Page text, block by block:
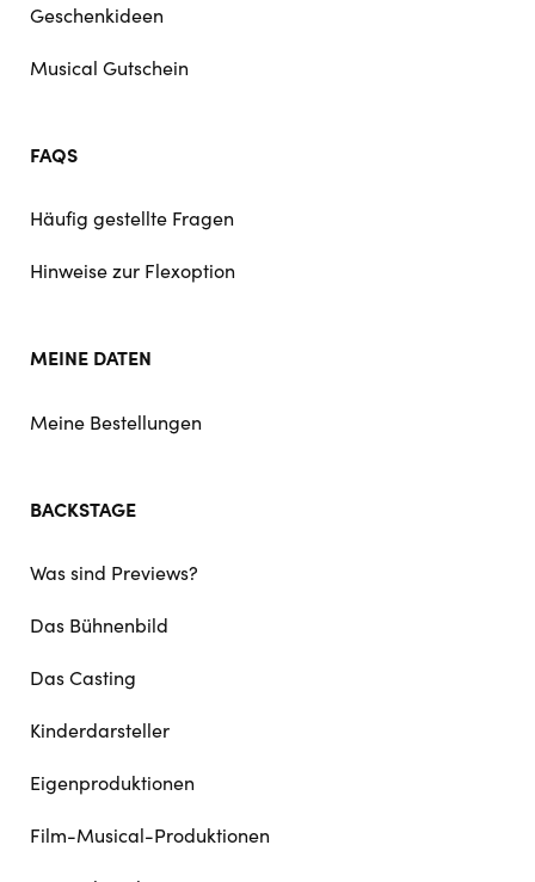
Geschenkideen
Musical Gutschein
FAQS
Häufig gestellte Fragen
Hinweise zur Flexoption
MEINE DATEN
Meine Bestellungen
BACKSTAGE
Was sind Previews?
Das Bühnenbild
Das Casting
Kinderdarsteller
Eigenproduktionen
Film-Musical-Produktionen